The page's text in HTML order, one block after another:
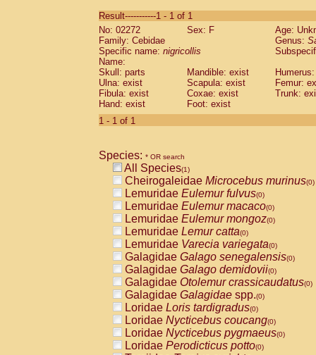
CebidaeSaguinus labiatus(0)
Cebidae Saguinus leucopus (0)
Cebidae
CebidaeSaguinus mystax
Cebidae Saguinus nigricollis (1)
Cebidae Saguinus oedipus
Cebidae Saguinus weddelli
Cebidae Saguinusspp.
Cebidae
CebidaeCebus capucinus
CebidaeCebus nigrivittatus
CebidaeCebus spp.(0)
CebidaeSaimiri boliviensis(0)
CebidaeSaimiri sciureus(0)
AtelidaeAlouatta caraya(0)
AtelidaeAlouatta fusca(0)
AtelidaeAlouatta seniculus(0)
AtelidaeAlouattaspp.(0)
AtelidaeAteles belzebuth(0)
AtelidaeAteles geoffroyi(0)
AtelidaeAteles paniscus(0)
AtelidaeAtelesspp.(0)
AtelidaeLagothrix lagothricha(0)
AtelidaeLagothrix lagothricha cana
PitheciidaeCacajao calvus
Result-----------1 - 1 of 1
No: 02272
Sex: F
Age:
Family: Cebidae
Genus:
Specific name: nigricollis
Name:
Skull: parts
Mandible: exist
Ulna: exist
Scapula: exist
Femur:
Fibula: exist
Coxae: exist
Trunk:
Hand: exist
Foot: exist
1 - 1 of 1
Species: * OR search
All Species(1)
Cheirogaleidae Microcebus murinus(0)
Lemuridae Eulemur fulvus(0)
Lemuridae Eulemur macaco(0)
Lemuridae Eulemur mongoz(0)
Lemuridae Lemur catta(0)
Lemuridae Varecia variegata(0)
Galagidae Galago senegalensis(0)
Galagidae Galago demidovii(0)
Galagidae Otolemur crassicaudatus(0)
Galagidae Galagidae spp.(0)
Loridae Loris tardigradus(0)
Loridae Nycticebus coucang(0)
Loridae Nycticebus pygmaeus(0)
Loridae Perodicticus potto(0)